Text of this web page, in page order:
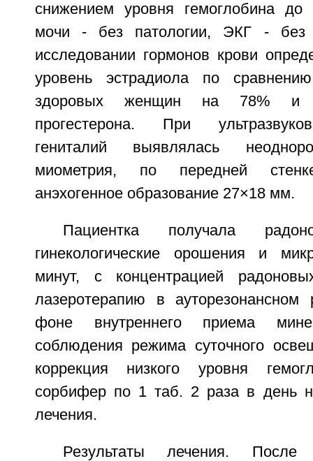
снижением уровня гемоглобина
мочи - без патологии, ЭКГ - без
исследовании гормонов крови
уровень эстрадиола по
здоровых женщин на 78% и
прогестерона. При
гениталий выявлялась
миометрия, по передней стенке
анэхогенное образование 27×18 мм.
Пациентка получала
гинекологические орошения и
минут, с концентрацией
лазеротерапию в
фоне внутреннего приема
соблюдения режима суточного
коррекция низкого уровня
сорбифер по 1 таб. 2 раза в день
лечения.
Результаты лечения. После